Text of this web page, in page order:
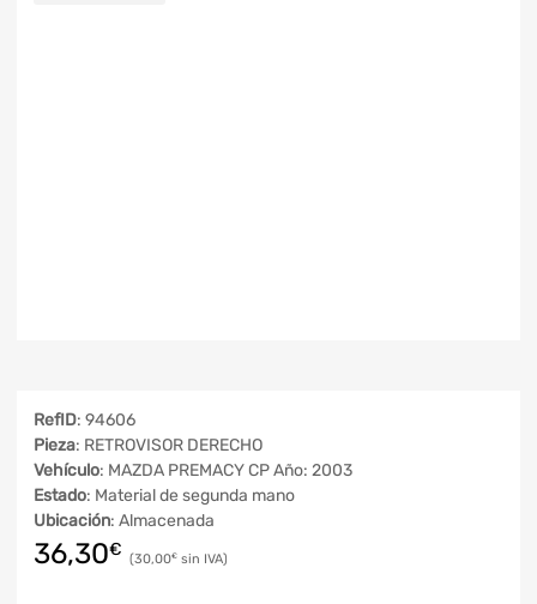
RefID: 94606
Pieza: RETROVISOR DERECHO
Vehículo: MAZDA PREMACY CP Año: 2003
Estado: Material de segunda mano
Ubicación: Almacenada
36,30€ 30,00€